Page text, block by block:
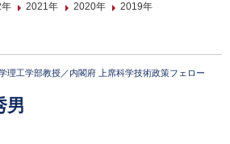
2021年 2020年 2019年
理工学部教授／内閣府 上席科学技術政策フェロー
男